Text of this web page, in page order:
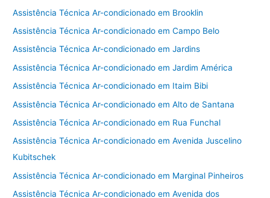
Assistência Técnica Ar-condicionado em Brooklin
Assistência Técnica Ar-condicionado em Campo Belo
Assistência Técnica Ar-condicionado em Jardins
Assistência Técnica Ar-condicionado em Jardim América
Assistência Técnica Ar-condicionado em Itaim Bibi
Assistência Técnica Ar-condicionado em Alto de Santana
Assistência Técnica Ar-condicionado em Rua Funchal
Assistência Técnica Ar-condicionado em Avenida Juscelino
Kubitschek
Assistência Técnica Ar-condicionado em Marginal Pinheiros
Assistência Técnica Ar-condicionado em Avenida dos